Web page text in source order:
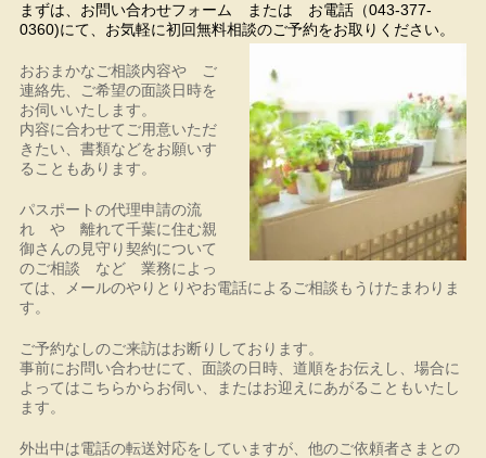
まずは、お問い合わせフォーム または お電話（043-377-
0360)にて、お気軽に初回無料相談のご予約をお取りください。
おおまかなご相談内容や ご
連絡先、ご希望の面談日時を
お伺いいたします。
内容に合わせてご用意いただ
きたい、書類などをお願いす
ることもあります。
パスポートの代理申請の流
れ や 離れて千葉に住む親
御さんの見守り契約について
のご相談 など 業務によっ
ては、メールのやりとりやお電話によるご相談もうけたまわりま
す。
ご予約なしのご来訪はお断りしております。
事前にお問い合わせにて、面談の日時、道順をお伝えし、場合に
よってはこちらからお伺い、またはお迎えにあがることもいたし
ます。
外出中は電話の転送対応をしていますが、他のご依頼者さまとの